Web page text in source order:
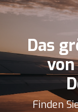
Das
Finden